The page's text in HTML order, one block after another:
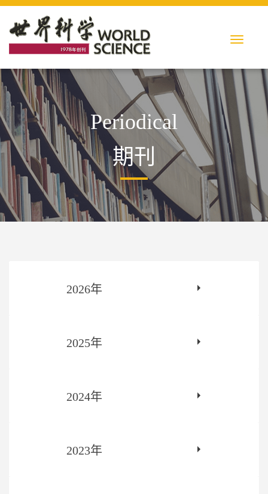
Periodical
期刊
2026年
2025年
2024年
2023年